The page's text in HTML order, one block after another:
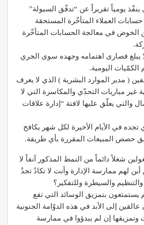
ينفّذ يومياً تقريراً عن “تدفّق السيولة”
العملاء المتأخّرة المستحقة
الخوض في معالجة الحسابات المتأخّرة
لا يبلغ قصارى اهتمامه وجهده سوى الجري
الكمّيات اليومية.
( مدير الموارد البشرية ) الذي لا يعرف
غير مباريات التحدّي والمكاسرة التي لا
والتي يعلّق عليها لافتة “إدارة علاقات
تجده في الأيام الأخيرة لكل شهر يكافح
حصص المبيعات المقررة بأي طريقة.
شغلاً دائماً من النمط المذكور آنفاً لا
لهم ممارسة الإدارة وأنت لا تكادُ تجدُ
والسيطرة وللتفكير؟
يستمتعون بتمزيق الوسائد التي تقع
إلى الأبد في هذه الدوّامة الجنونية
وتمزيقها إن لم يبدؤوا في ممارسة